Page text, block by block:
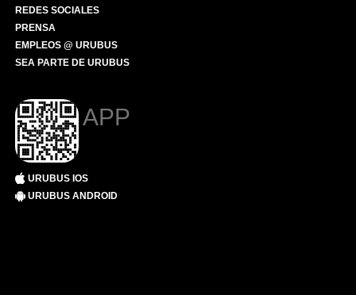
REDES SOCIALES
PRENSA
EMPLEOS @ URUBUS
SEA PARTE DE URUBUS
APP
URUBUS IOS
URUBUS ANDROID